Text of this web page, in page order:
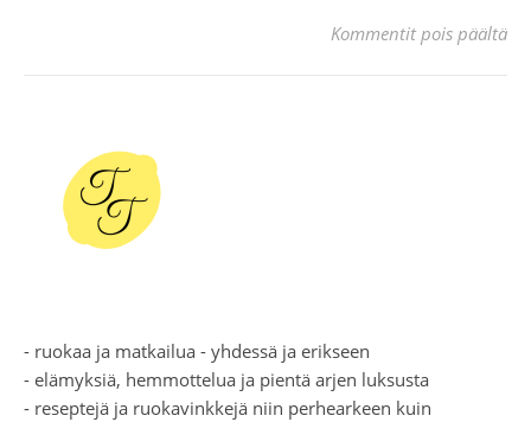
Kommentit pois päältä
- ruokaa ja matkailua - yhdessä ja erikseen
- elämyksiä, hemmottelua ja pientä arjen luksusta
- reseptejä ja ruokavinkkejä niin perhearkeen kuin